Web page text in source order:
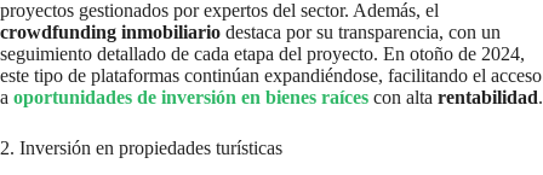
proyectos gestionados por expertos del sector. Además, el
crowdfunding inmobiliario destaca por su transparencia, con un
seguimiento detallado de cada etapa del proyecto. En otoño de 2024,
este tipo de plataformas continúan expandiéndose, facilitando el acceso
a oportunidades de inversión en bienes raíces con alta rentabilidad.
2. Inversión en propiedades turísticas